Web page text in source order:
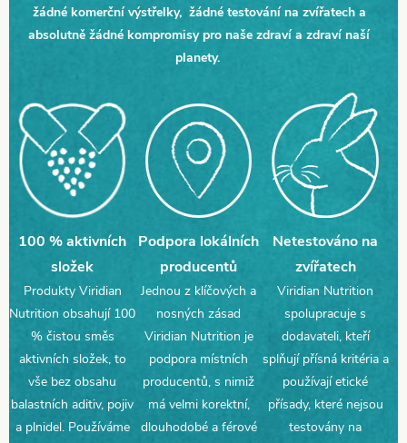
žádné komerční výstřelky, žádné testování na zvířatech a
absolutně žádné kompromisy pro naše zdraví a zdraví naší
planety.
100 % aktivních
složek
Podpora lokálních
producentů
Netestováno na
zvířatech
Produkty Viridian
Nutrition obsahují 100
% čistou směs
aktivních složek, to
vše bez obsahu
balastních aditiv, pojiv
a plnidel. Používáme
Jednou z klíčových a
nosných zásad
Viridian Nutrition je
podpora místních
producentů, s nimiž
má velmi korektní,
dlouhodobé a férové
Viridian Nutrition
spolupracuje s
dodavateli, kteří
splňují přísná kritéria a
používají etické
přísady, které nejsou
testovány na